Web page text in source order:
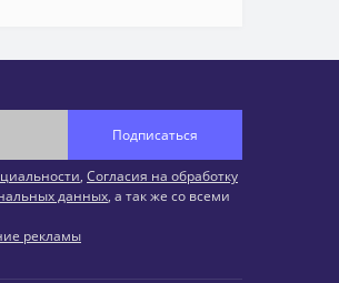
Подписаться
, Согласия на обработку
данных, а так же со всеми
рекламы